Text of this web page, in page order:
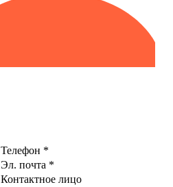
Телефон *
Эл. почта *
Контактное лицо